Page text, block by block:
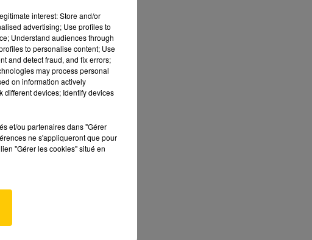
interest: Store and/or
advertising; Use profiles to
Understand audiences through
to personalise content; Use
and detect fraud, and fix errors;
may process personal
on information actively
different devices; Identify devices
et/ou partenaires dans "Gérer
ne s'appliqueront que pour
"Gérer les cookies" situé en